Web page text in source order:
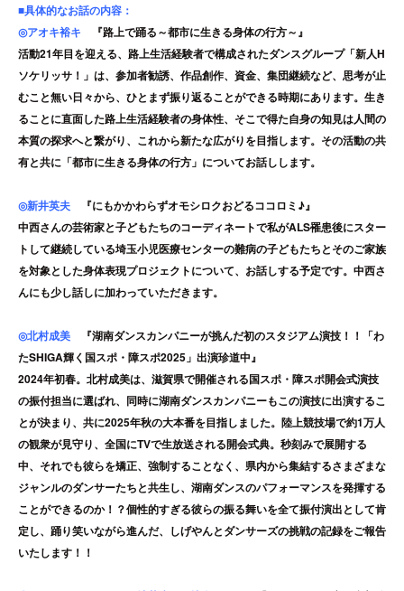
■具体的なお話の内容：
◎アオキ裕キ
『路上で踊る～都市に生きる身体の行方～』
活動21年目を迎える、路上生活経験者で構成されたダンスグループ「新人H
ソケリッサ！」は、参加者勧誘、作品創作、資金、集団継続など、思考が止
むこと無い日々から、ひとまず振り返ることができる時期にあります。生き
ることに直面した路上生活経験者の身体性、そこで得た自身の知見は人間の
本質の探求へと繋がり、これから新たな広がりを目指します。その活動の共
有と共に「都市に生きる身体の行方」についてお話しします。
◎新井英夫
『にもかかわらずオモシロクおどるココロミ♪』
中西さんの芸術家と子どもたちのコーディネートで私がALS罹患後にスター
トして継続している埼玉小児医療センターの難病の子どもたちとそのご家族
を対象とした身体表現プロジェクトについて、お話しする予定です。中西さ
んにも少し話しに加わっていただきます。
◎北村成美
『湖南ダンスカンパニーが挑んだ初のスタジアム演技！！「わ
たSHIGA輝く国スポ・障スポ2025」出演珍道中』
2024年初春。北村成美は、滋賀県で開催される国スポ・障スポ開会式演技
の振付担当に選ばれ、同時に湖南ダンスカンパニーもこの演技に出演するこ
とが決まり、共に2025年秋の大本番を目指しました。陸上競技場で約1万人
の観衆が見守り、全国にTVで生放送される開会式典。秒刻みで展開する
中、それでも彼らを矯正、強制することなく、県内から集結するさまざまな
ジャンルのダンサーたちと共生し、湖南ダンスのパフォーマンスを発揮する
ことができるのか！？個性的すぎる彼らの振る舞いを全て振付演出として肯
定し、踊り笑いながら進んだ、しげやんとダンサーズの挑戦の記録をご報告
いたします！！